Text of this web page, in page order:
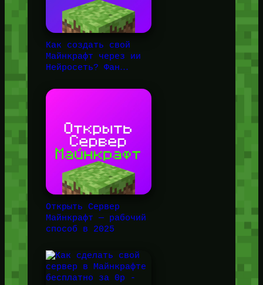
Как создать свой
Майнкрафт через ии
Нейросеть? Фан…
Открыть Сервер
Майнкрафт — рабочий
способ в 2025